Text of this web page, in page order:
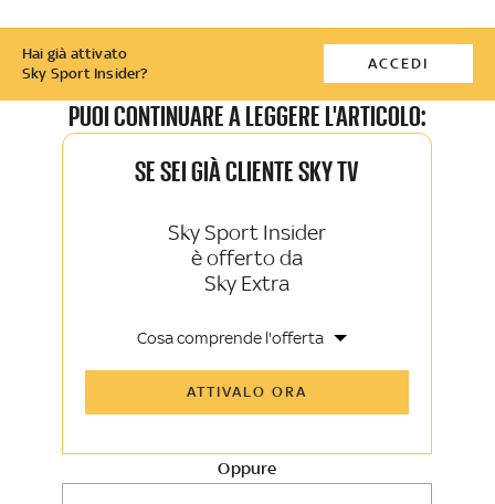
Hai già attivato
Sky Sport Insider?
ACCEDI
PUOI CONTINUARE A LEGGERE L'ARTICOLO:
SE SEI GIÀ CLIENTE SKY TV
Sky Sport Insider
è offerto da
Sky Extra
Cosa comprende l'offerta
Sky TG24 Insider
Sport e Sky TG24
La newsletter esclusiva di Sky Sport
ATTIVALO ORA
Oppure